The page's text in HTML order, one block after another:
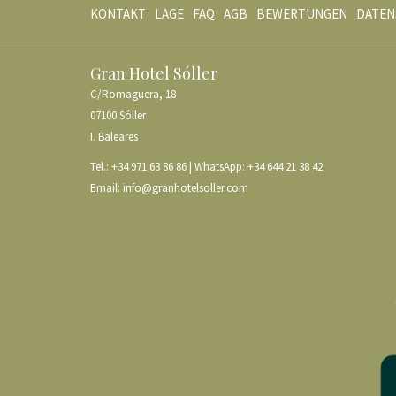
KONTAKT LAGE FAQ AGB BEWERTUNGEN
Gran Hotel Sóller
C/Romaguera, 18
07100 Sóller
I. Baleares
Tel.: +34 971 63 86 86 | WhatsApp: +34 644 21 38 42
Email: info@granhotelsoller.com